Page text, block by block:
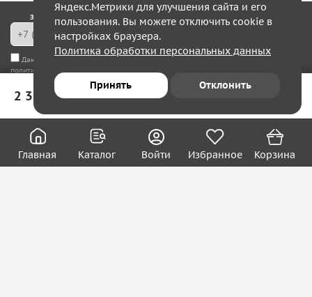
Главная Каталог Избранное
Войти Корзина
2 323 ₽
Закажите обратный звонок — в течение 10 минут мы с Вами свяжемся!
Даю согласие на обработку моих персональных данных
политикой конфиденциальности
Юридическим лицам
Акции
Вакансии
Контакты
Яндекс.Метрики для улучшения сайта и его
пользования. Вы можете отключить cookie в
настройках браузера.
Политика обработки персональных данных
Принять Отклонить